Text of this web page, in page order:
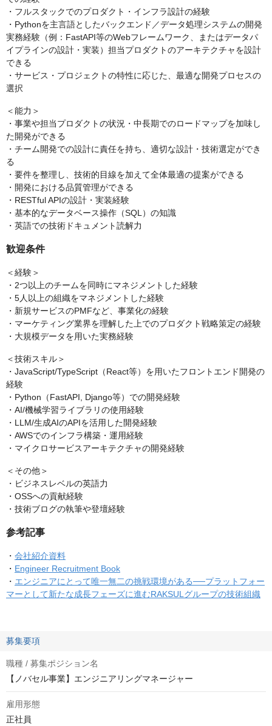
・フルスタックでのプロダクト・インフラ設計の経験
・Pythonを主言語としたバックエンド／データ処理システムの開発
実務経験（例：FastAPI等のWebフレームワーク、またはデータパ
イプラインの設計・実装）担当プロダクトのアーキテクチャを設計
できる
・サービス・プロジェクトの特性に応じた、最適な開発プロセスの
選択
＜能力＞
・事業や担当プロダクトの状況・中長期でのロードマップを加味し
た開発ができる
・チーム開発での設計に責任を持ち、適切な設計・技術選定ができ
る
・要件を整理し、技術的目線を加えて全体最適の提案ができる
・開発における品質管理ができる
・RESTful APIの設計・実装経験
・基本的なデータベース操作（SQL）の知識
・英語での技術ドキュメント読解力
歓迎条件
＜経験＞
・2つ以上のチームを同時にマネジメントした経験
・5人以上の組織をマネジメントした経験
・新規サービスのPMFなど、事業化の経験
・マーケティング業界を理解した上でのプロダクト戦略策定の経験
・大規模データを用いた実務経験
＜技術スキル＞
・JavaScript/TypeScript（React等）を用いたフロントエンド開発の
経験
・Python（FastAPI, Django等）での開発経験
・AI/機械学習ライブラリの使用経験
・LLM/生成AIのAPIを活用した開発経験
・AWSでのインフラ構築・運用経験
・マイクロサービスアーキテクチャの開発経験
＜その他＞
・ビジネスレベルの英語力
・OSSへの貢献経験
・技術ブログの執筆や登壇経験
参考記事
・ 会社紹介資料
・ Engineer Recruitment Book
・ エンジニアにとって唯一無二の挑戦環境がある──プラットフォー
マーとして新たな成長フェーズに進むRAKSULグループの技術組織
募集要項
職種 / 募集ポジション名
【ノバセル事業】エンジニアリングマネージャー
雇用形態
正社員